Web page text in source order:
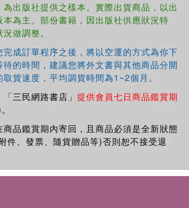
出版社提供之樣本。實際出貨商品，以出
為主。部份書籍，因出版社供應狀況特
做調整。
成訂單程序之後，將以空運的方式為你下
的時間，建議您將外文書與其他商品分開
貨速度，平均調貨時間為1~2個月。
三民網路書店」 提供會員七日商品鑑賞期
品鑑賞期內寄回，且商品必須是全新狀態
件、發票、隨貨贈品等)否則恕不接受退